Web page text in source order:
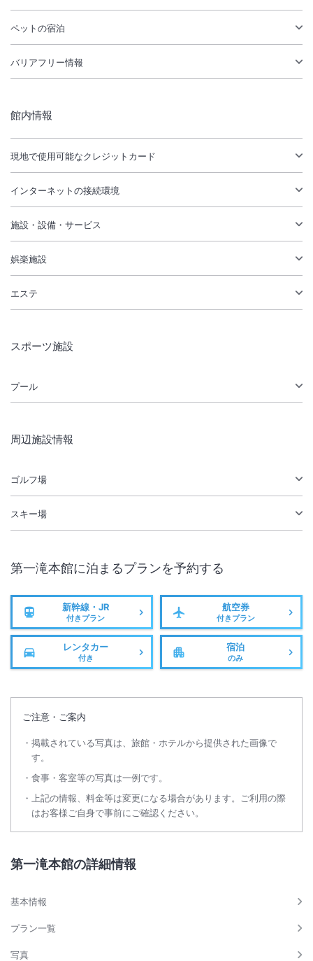
ペットの宿泊
バリアフリー情報
館内情報
現地で使用可能なクレジットカード
インターネットの接続環境
施設・設備・サービス
娯楽施設
エステ
スポーツ施設
プール
周辺施設情報
ゴルフ場
スキー場
第一滝本館に泊まるプランを予約する
新幹線・JR
付きプラン
航空券
付きプラン
レンタカー
付き
宿泊
のみ
ご注意・ご案内
掲載されている写真は、旅館・ホテルから提供された画像で
す。
食事・客室等の写真は一例です。
上記の情報、料金等は変更になる場合があります。ご利用の際
はお客様ご自身で事前にご確認ください。
第一滝本館の詳細情報
基本情報
プラン一覧
写真